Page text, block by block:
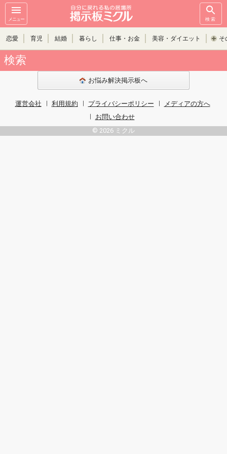
メニュー 検索
恋愛 育児 結婚 暮らし 仕事・お金 美容・ダイエット そ
検索
お悩み解決掲示板へ
運営会社 利用規約 プライバシーポリシー
メディアの方へ
お問い合わせ
© 2026 ミクル